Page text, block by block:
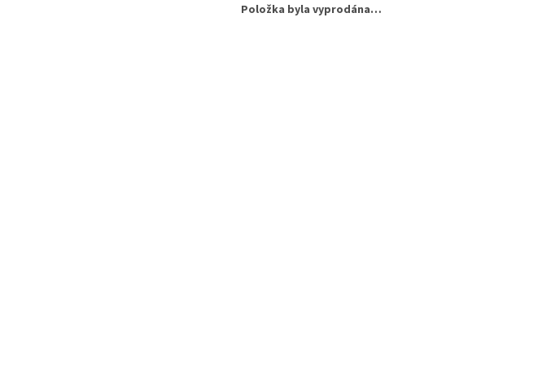
Položka byla vyprodána…